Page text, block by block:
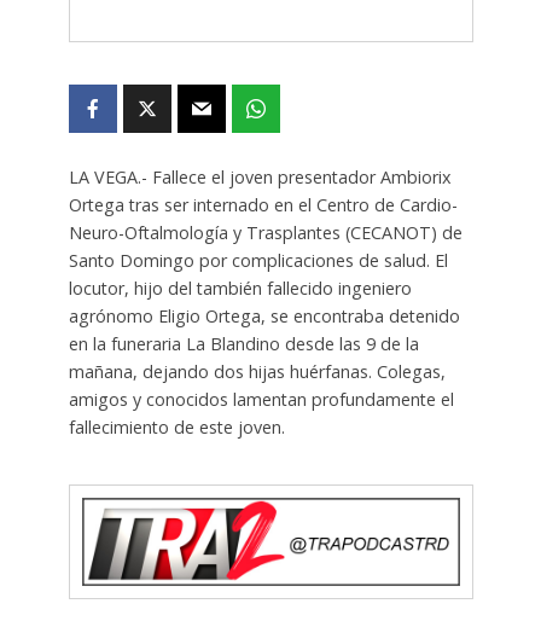
LA VEGA.- Fallece el joven presentador Ambiorix
Ortega tras ser internado en el Centro de Cardio-
Neuro-Oftalmología y Trasplantes (CECANOT) de
Santo Domingo por complicaciones de salud. El
locutor, hijo del también fallecido ingeniero
agrónomo Eligio Ortega, se encontraba detenido
en la funeraria La Blandino desde las 9 de la
mañana, dejando dos hijas huérfanas. Colegas,
amigos y conocidos lamentan profundamente el
fallecimiento de este joven.